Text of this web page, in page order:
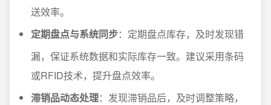
送效率。
定期盘点与系统同步：定期盘点库存，及时发现错
漏，保证系统数据和实际库存一致。建议采用条码
或RFID技术，提升盘点效率。
滞销品动态处理：发现滞销品后，及时调整策略，